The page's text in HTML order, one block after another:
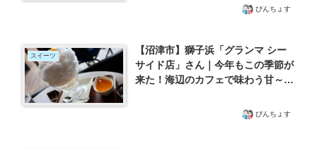
ぴんちょす
スイーツ
【沼津市】獅子浜「グランマ シー
サイド店」さん｜今年もこの季節が
来た！海辺のカフェで味わう甘～い
ぴんちょす